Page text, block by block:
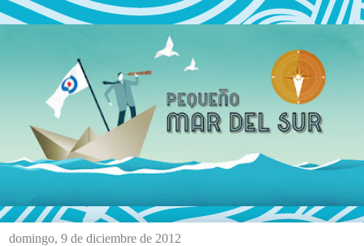
domingo, 9 de diciembre de 2012